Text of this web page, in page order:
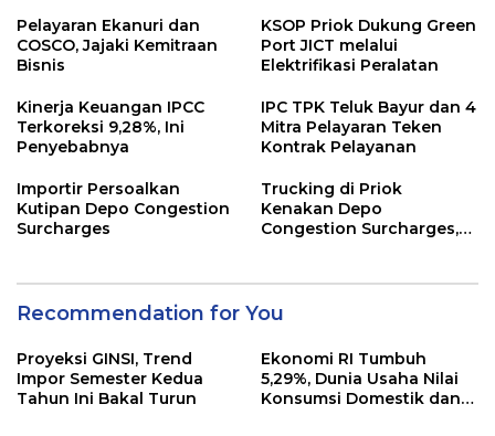
Pelayaran Ekanuri dan
COSCO, Jajaki Kemitraan
Bisnis
KSOP Priok Dukung Green
Port JICT melalui
Elektrifikasi Peralatan
Kinerja Keuangan IPCC
Terkoreksi 9,28%, Ini
Penyebabnya
IPC TPK Teluk Bayur dan 4
Mitra Pelayaran Teken
Kontrak Pelayanan
Importir Persoalkan
Kutipan Depo Congestion
Surcharges
Trucking di Priok
Kenakan Depo
Congestion Surcharges,
Recommendation for You
Proyeksi GINSI, Trend
Impor Semester Kedua
Tahun Ini Bakal Turun
Ekonomi RI Tumbuh
5,29%, Dunia Usaha Nilai
Konsumsi Domestik dan